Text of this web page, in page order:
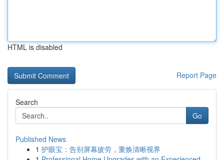
HTML is disabled
Report Page
Search
Go
Published News
1 护眼宝：告别屏幕疲劳，重焕清晰视界